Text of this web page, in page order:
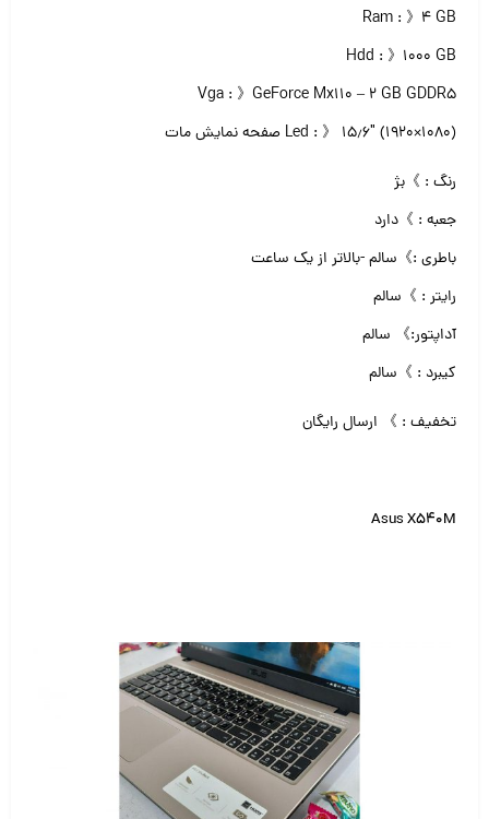
Ram : 》۴ GB
Hdd : 》۱۰۰۰ GB
Vga : 》GeForce Mx110 – 2 GB GDDR5
Led : 》 ۱۵٫۶″ (۱۹۲۰×۱۰۸۰) صفحه نمایش مات
رنگ : 》بژ
جعبه : 》دارد
باطری :》سالم -بالاتر از یک ساعت
رایتر : 》سالم
آداپتور:》 سالم
کیبرد : 》سالم
تخفیف : 》 ارسال رایگان
Asus X540M